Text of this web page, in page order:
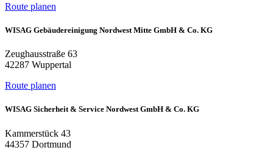
Route planen
WISAG Gebäudereinigung Nordwest Mitte GmbH & Co. KG
Zeughausstraße 63
42287 Wuppertal
Route planen
WISAG Sicherheit & Service Nordwest GmbH & Co. KG
Kammerstück 43
44357 Dortmund